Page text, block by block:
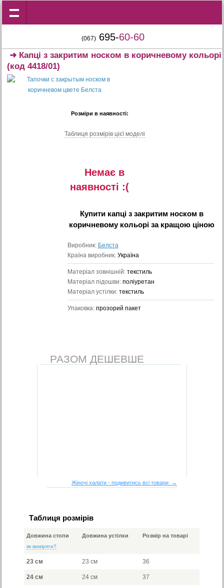
(067) 695-60-60
➜ Капці з закритим носком в коричневому кольорі
(код 4418/01)
Розміри в наявності:
Таблиця розмiрiв цiєї моделi
Немає в
наявностi :(
Купити капці з закритим носком в
коричневому кольорі за кращою ціною
Виробник: Белста
Країна виробник: Україна
Матеріал зовнішній: текстиль
Матеріал підошви: поліуретан
Матеріал устілки: текстиль
Упаковка: прозорий пакет
РАЗОМ ДЕШЕВШЕ
Жіночі халати - подивитись всі товари →
Таблиця розмірів
Довжина стопи
як виміряти?
Довжина устілки Розмір на товарі
23 см 23 см 36
24 см 24 см 37